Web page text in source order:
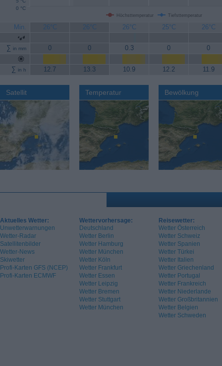
Höchsttemperatur Tiefsttemperatur
0 °C
Min. 26°C 26°C 26°C 25°C 26°C
∑ in mm 0 0 0.3 0 0
∑ in h 12.7 13.3 10.9 12.2 11.9
Satellit Temperatur Bewölkung
Aktuelles Wetter:
Unwetterwarnungen
Wetter-Radar
Satellitenbilder
Wetter-News
Skiwetter
Profi-Karten GFS (NCEP)
Profi-Karten ECMWF
Wettervorhersage:
Deutschland
Wetter Berlin
Wetter Hamburg
Wetter München
Wetter Köln
Wetter Frankfurt
Wetter Essen
Wetter Leipzig
Wetter Bremen
Wetter Stuttgart
Wetter München
Reisewetter:
Wetter Österreich
Wetter Schweiz
Wetter Spanien
Wetter Türkei
Wetter Italien
Wetter Griechenland
Wetter Portugal
Wetter Frankreich
Wetter Niederlande
Wetter Großbritannien
Wetter Belgien
Wetter Schweden